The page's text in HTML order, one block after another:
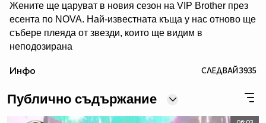
Жените ще царуват в новия сезон на VIP Brother през
есента по NOVA. Най-известната къща у нас отново ще
събере плеяда от звезди, които ще видим в
неподозирана
телевизията в България, се завръща в ефира през
цялата власт, но и цялата отговорност в ръцете на
дамите.
Инфо СЛЕДВАЙ3935
Публично съдържание